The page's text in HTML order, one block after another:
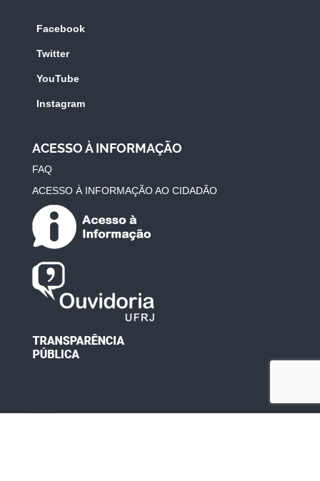
Facebook
Twitter
YouTube
Instagram
ACESSO À INFORMAÇÃO
FAQ
ACESSO À INFORMAÇÃO AO CIDADÃO